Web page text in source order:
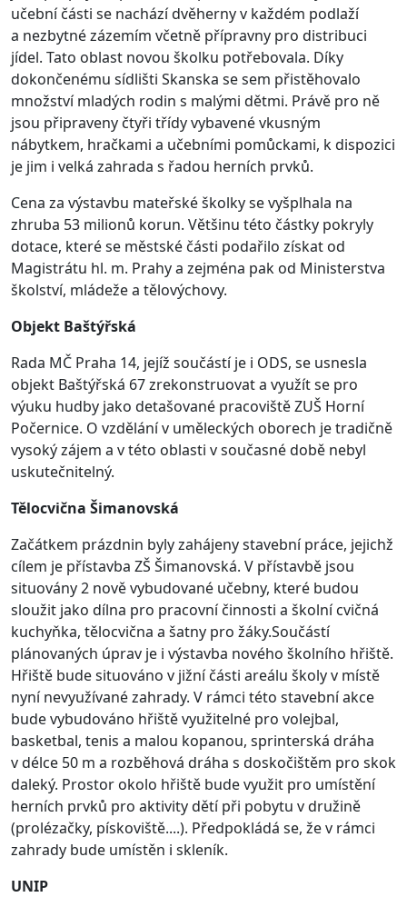
učební části se nachází dvěherny v každém podlaží
a nezbytné zázemím včetně přípravny pro distribuci
jídel. Tato oblast novou školku potřebovala. Díky
dokončenému sídlišti Skanska se sem přistěhovalo
množství mladých rodin s malými dětmi. Právě pro ně
jsou připraveny čtyři třídy vybavené vkusným
nábytkem, hračkami a učebními pomůckami, k dispozici
je jim i velká zahrada s řadou herních prvků.
Cena za výstavbu mateřské školky se vyšplhala na
zhruba 53 milionů korun. Většinu této částky pokryly
dotace, které se městské části podařilo získat od
Magistrátu hl. m. Prahy a zejména pak od Ministerstva
školství, mládeže a tělovýchovy.
Objekt Baštýřská
Rada MČ Praha 14, jejíž součástí je i ODS, se usnesla
objekt Baštýřská 67 zrekonstruovat a využít se pro
výuku hudby jako detašované pracoviště ZUŠ Horní
Počernice. O vzdělání v uměleckých oborech je tradičně
vysoký zájem a v této oblasti v současné době nebyl
uskutečnitelný.
Tělocvična Šimanovská
Začátkem prázdnin byly zahájeny stavební práce, jejichž
cílem je přístavba ZŠ Šimanovská. V přístavbě jsou
situovány 2 nově vybudované učebny, které budou
sloužit jako dílna pro pracovní činnosti a školní cvičná
kuchyňka, tělocvična a šatny pro žáky.Součástí
plánovaných úprav je i výstavba nového školního hřiště.
Hřiště bude situováno v jižní části areálu školy v místě
nyní nevyužívané zahrady. V rámci této stavební akce
bude vybudováno hřiště využitelné pro volejbal,
basketbal, tenis a malou kopanou, sprinterská dráha
v délce 50 m a rozběhová dráha s doskočištěm pro skok
daleký. Prostor okolo hřiště bude využit pro umístění
herních prvků pro aktivity dětí při pobytu v družině
(prolézačky, pískoviště....). Předpokládá se, že v rámci
zahrady bude umístěn i skleník.
UNIP